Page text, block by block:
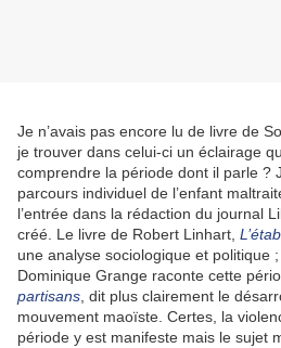
Je n’avais pas encore lu de livre de
je trouver dans celui-ci un éclairage
comprendre la période dont il parle ?
parcours individuel de l’enfant
l’entrée dans la rédaction du journal
créé. Le livre de Robert Linhart,
une analyse sociologique et politique
Dominique Grange raconte cette
partisans , dit plus clairement le
mouvement maoïste. Certes, la
période y est manifeste mais le sujet